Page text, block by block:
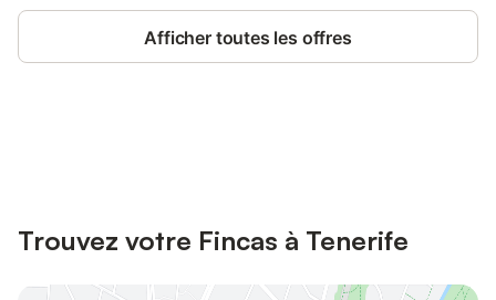
Afficher toutes les offres
Trouvez votre Fincas à Tenerife